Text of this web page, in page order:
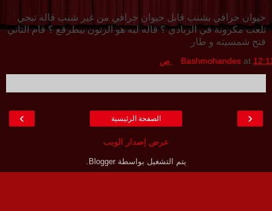
حيوان خرافي بشنب قابل حيوان خرافي من غير شنب قاله تيجي
نلعب مكرونة في الزبادي ؟ قاله ليه هو الزتون بيطرقع ؟ قام التاني
فتح شمسيته و طار
Bashmohandes at ص
‹
› الصفحة الرئيسية
عرض إصدار الويب
يتم التشغيل بواسطةBlogger